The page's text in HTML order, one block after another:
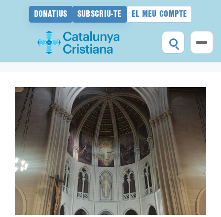
DONATIUS SUBSCRIU-TE EL MEU COMPTE
contingut